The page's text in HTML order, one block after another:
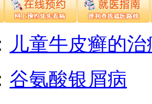
儿童牛皮癣的
谷氨酸银屑病